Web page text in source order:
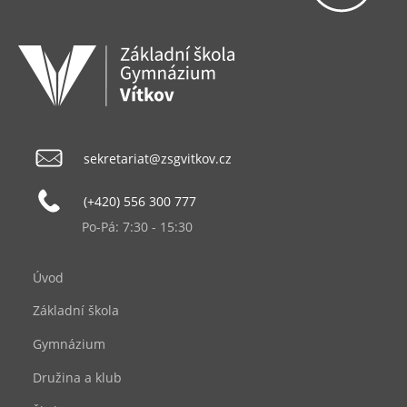
sekretariat@zsgvitkov.cz
(+420) 556 300 777
Po-Pá: 7:30 - 15:30
Úvod
Základní škola
Gymnázium
Družina a klub